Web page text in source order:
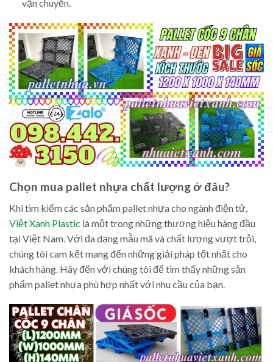
vận chuyển.
Chọn mua pallet nhựa chất lượng ở đâu?
Khi tìm kiếm các sản phẩm pallet nhựa cho ngành điện tử,
Việt Xanh Plastic là một trong những thương hiệu hàng đầu
tại Việt Nam. Với đa dạng mẫu mã và chất lượng vượt trội,
chúng tôi cam kết mang đến những giải pháp tốt nhất cho
khách hàng. Hãy đến với chúng tôi để tìm thấy những sản
phẩm pallet nhựa phù hợp nhất với nhu cầu của bạn.